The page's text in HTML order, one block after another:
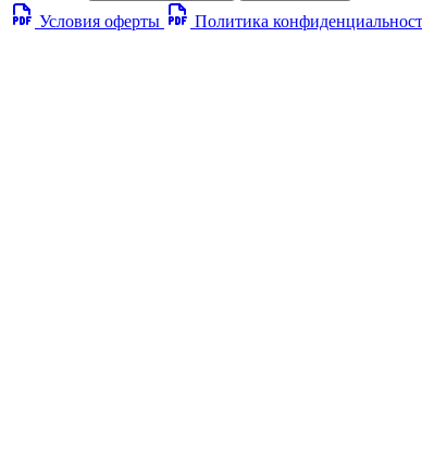
Условия оферты Политика